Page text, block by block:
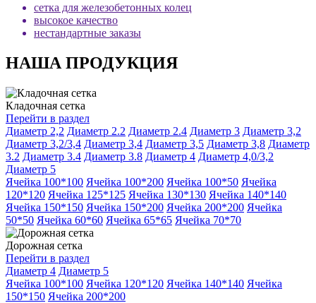
сетка для железобетонных колец
высокое качество
нестандартные заказы
НАША ПРОДУКЦИЯ
Кладочная сетка
Перейти в раздел
Диаметр 2,2 Диаметр 2.2 Диаметр 2.4 Диаметр 3 Диаметр 3,2
Диаметр 3,2/3,4 Диаметр 3,4 Диаметр 3,5 Диаметр 3,8 Диаметр
3.2 Диаметр 3.4 Диаметр 3.8 Диаметр 4 Диаметр 4,0/3,2
Диаметр 5
Ячейка 100*100 Ячейка 100*200 Ячейка 100*50 Ячейка
120*120 Ячейка 125*125 Ячейка 130*130 Ячейка 140*140
Ячейка 150*150 Ячейка 150*200 Ячейка 200*200 Ячейка
50*50 Ячейка 60*60 Ячейка 65*65 Ячейка 70*70
Дорожная сетка
Перейти в раздел
Диаметр 4 Диаметр 5
Ячейка 100*100 Ячейка 120*120 Ячейка 140*140 Ячейка
150*150 Ячейка 200*200